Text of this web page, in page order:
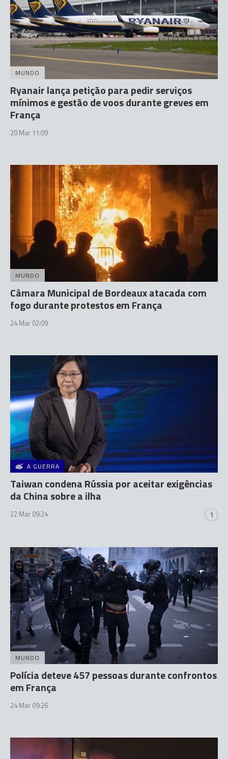
MUNDO
Ryanair lança petição para pedir serviços
mínimos e gestão de voos durante greves em
França
20 Mar 11:09
MUNDO
Câmara Municipal de Bordeaux atacada com
fogo durante protestos em França
24 Mar 02:09
A GUERRA
Taiwan condena Rússia por aceitar exigências
da China sobre a ilha
22 Mar 09:24 1
MUNDO
Polícia deteve 457 pessoas durante confrontos
em França
24 Mar 09:26